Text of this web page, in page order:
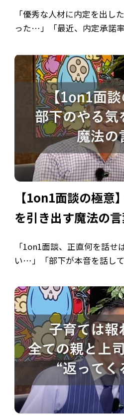
「優秀な人材に内定を出し
った…」「最近、内定承諾
後の最後で実を結ばない…
中、多くの採用担当者様
【1on1面談の極意
を引き出す魔法の
「1on1面談、正直何を話せ
い…」「部下が本音を話し
難しすぎる…」 多くの管理
談」の悩み。もしあなたが